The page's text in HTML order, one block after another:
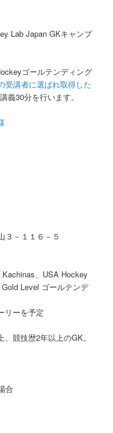
Lab Japan GKキャンプ
ゴールテンディング
受講者に選ばれ取得した
義30分を行います。
－１１６－５
、USA Hockey
Level ゴールテンデ
リーを予定
競技歴2年以上のGK。
合